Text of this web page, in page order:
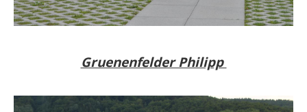
Gruenenfelder Philipp